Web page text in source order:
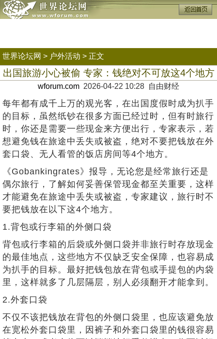
世界论坛网 > 户外活动 > 正文
出国旅游小心被偷 专家：钱绝对不可放这4个地方
wforum.com 2026-04-22 10:28 自由财经
每年都有成千上万的观光客，在出国度假时成为扒手
的目标，虽然纸钞在很多方面已经过时，但有时旅行
时，你还是需要一些现金来方便出行，专家表示，若
想避免钱在旅途中丢失或被盗，绝对不要把钱放在外
套口袋、无人看管的饭店房间等4个地方。
《Gobankingrates》报导，无论您是经常旅行还是
偶尔旅行，了解如何妥善保管现金都至关重要，这样
才能避免在旅途中丢失或被盗，专家建议，旅行时不
要把钱放在以下这4个地方。
1.背包或行李箱的外侧口袋
背包或行李箱的后袋或外侧口袋并非旅行时存放现金
的最佳地点，这些地方不仅缺乏安全保障，也容易成
为扒手的目标。最好把钱包放在背包或手提包的内袋
里，这样就多了几层隔层，别人必须翻开才能拿到。
2.外套口袋
不仅不该把钱放在背包的外侧口袋里，也应该避免放
在宽松外套口袋里，因裤子和外套口袋里的钱很容易